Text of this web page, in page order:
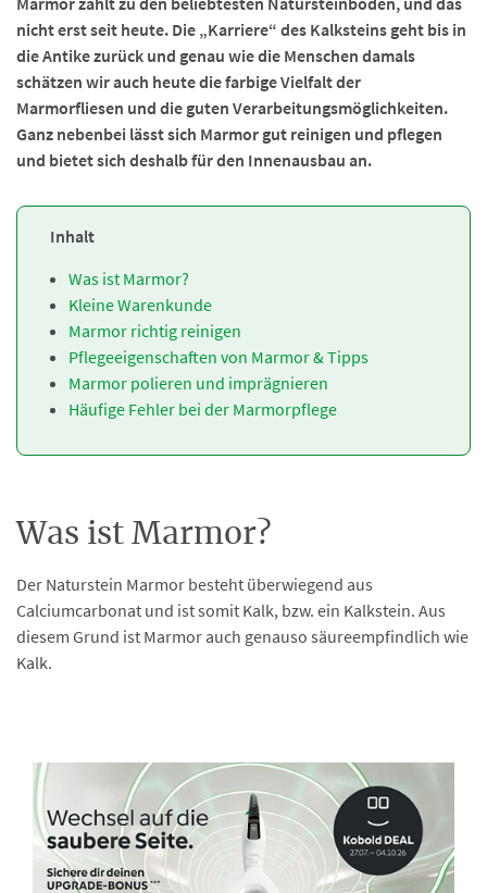
nicht erst seit heute. Die „Karriere“ des Kalksteins geht bis in
die Antike zurück und genau wie die Menschen damals
schätzen wir auch heute die farbige Vielfalt der
Marmorfliesen und die guten Verarbeitungsmöglichkeiten.
Ganz nebenbei lässt sich Marmor gut reinigen und pflegen
und bietet sich deshalb für den Innenausbau an.
Inhalt
Was ist Marmor?
Kleine Warenkunde
Marmor richtig reinigen
Pflegeeigenschaften von Marmor & Tipps
Marmor polieren und imprägnieren
Häufige Fehler bei der Marmorpflege
Was ist Marmor?
Der Naturstein Marmor besteht überwiegend aus
Calciumcarbonat und ist somit Kalk, bzw. ein Kalkstein. Aus
diesem Grund ist Marmor auch genauso säureempfindlich wie
Kalk.